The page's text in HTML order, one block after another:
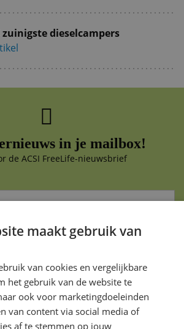
dieselcampers
in je mailbox!
de ACSI FreeLife-nieuwsbrief
Aanmelden
en worden niet gedeeld met anderen
maakt gebruik van
van cookies en vergelijkbare
het gebruik van de website te
ook voor marketingdoeleinden
van content via social media of
af te stemmen op jouw